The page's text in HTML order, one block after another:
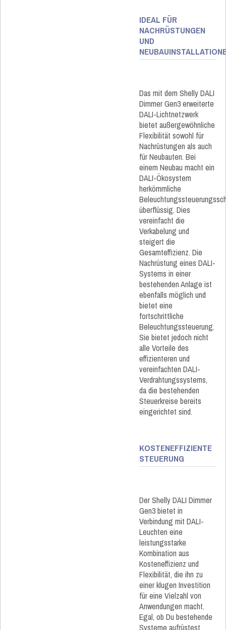
IDEAL FÜR
NACHRÜSTUNGEN
UND
Das mit dem Shelly DALI
Dimmer Gen3 erweiterte
DALI-Lichtnetzwerk
bietet außergewöhnliche
Flexibilität sowohl für
Nachrüstungen als auch
für Neubauten. Bei
einem Neubau macht ein
DALI-Ökosystem
herkömmliche
überflüssig. Dies
vereinfacht die
Verkabelung und
steigert die
Gesamteffizienz. Die
Nachrüstung eines DALI-
Systems in einer
bestehenden Anlage ist
ebenfalls möglich und
bietet eine
fortschrittliche
Beleuchtungssteuerung.
Sie bietet jedoch nicht
alle Vorteile des
effizienteren und
vereinfachten DALI-
Verdrahtungssystems,
da die bestehenden
Steuerkreise bereits
eingerichtet sind.
KOSTENEFFIZIENTE
STEUERUNG
Der Shelly DALI Dimmer
Gen3 bietet in
Verbindung mit DALI-
Leuchten eine
leistungsstarke
Kombination aus
Kosteneffizienz und
Flexibilität, die ihn zu
einer klugen Investition
für eine Vielzahl von
Anwendungen macht.
Egal, ob Du bestehende
Systeme aufrüstest